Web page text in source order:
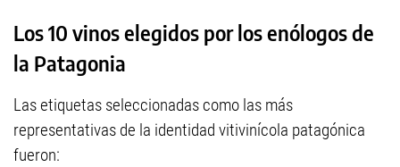
Los 10 vinos elegidos por los enólogos de
la Patagonia
Las etiquetas seleccionadas como las más
representativas de la identidad vitivinícola patagónica
fueron: